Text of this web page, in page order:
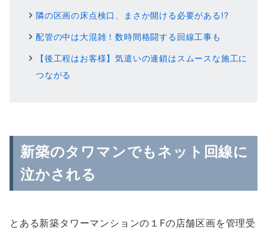
隣の区画の床点検口、まさか開ける必要がある!?
配管の中は大混雑！数時間格闘する回線工事も
【後工程はお客様】気遣いの連鎖はスムースな施工に
つながる
新築のタワマンでもネット回線に
泣かされる
とある新築タワーマンションの１Fの店舗区画を管理受